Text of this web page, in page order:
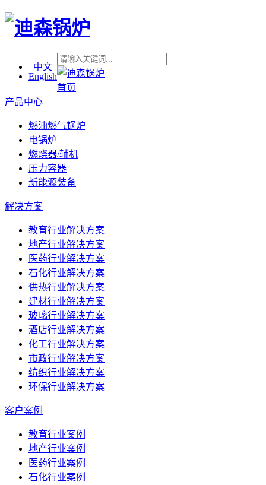
中文
English
首页
产品中心
燃油燃气锅炉
电锅炉
燃烧器/辅机
压力容器
新能源装备
解决方案
教育行业解决方案
地产行业解决方案
医药行业解决方案
石化行业解决方案
供热行业解决方案
建材行业解决方案
玻璃行业解决方案
酒店行业解决方案
化工行业解决方案
市政行业解决方案
纺织行业解决方案
环保行业解决方案
客户案例
教育行业案例
地产行业案例
医药行业案例
石化行业案例